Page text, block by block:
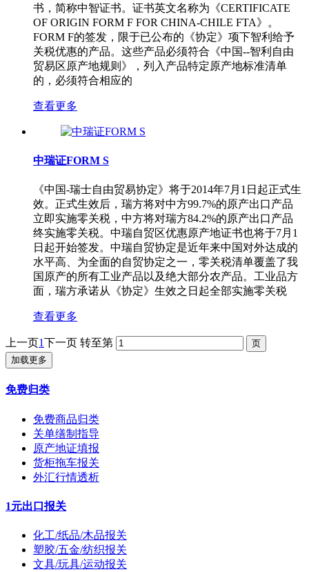
书，简称中智证书。证书英文名称为《CERTIFICATE
OF ORIGIN FORM F FOR CHINA-CHILE FTA》。
FORM F的签发，限于已公布的《协定》项下智利给予
关税优惠的产品。这些产品必须符合《中国--智利自由
贸易区原产地规则》，列入产品特定原产地标准清单
的，必须符合相应的
查看更多
中瑞证FORM S
《中国-瑞士自由贸易协定》将于2014年7月1日起正式生
效。正式生效后，瑞方将对中方99.7%的原产出口产品
立即实施零关税，中方将对瑞方84.2%的原产出口产品
终实施零关税。中瑞自贸区优惠原产地证书也将于7月1
日起开始签发。中瑞自贸协定是近年来中国对外达成的
水平高、为全面的自贸协定之一，零关税清单覆盖了我
国原产的所有工业产品以及绝大部分农产品。工业品方
面，瑞方承诺从《协定》生效之日起全部实施零关税
查看更多
上一页1下一页 转至第
加载更多
免费归类
免费商品归类
关单缮制指导
原产地证填报
货柜拖车报关
外汇行情透析
1元出口报关
化工/纸品/木品报关
塑胶/五金/纺织报关
文具/玩具/运动报关